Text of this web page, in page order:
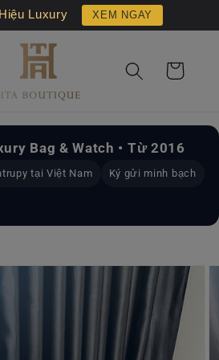
Luxury XEM NGAY
Giỏ
hàng
Bag & Watch • Từ 2016
tại Việt Nam Ký gửi minh bạch